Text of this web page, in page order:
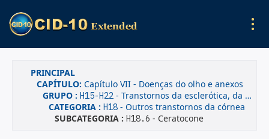
PRINCIPAL
CAPÍTULO: Capítulo VII - Doenças do olho e anexos
GRUPO : H15-H22 - Transtornos da esclerótica, da córnea, da íris e do corpo ciliar
CATEGORIA : H18 - Outros transtornos da córnea
SUBCATEGORIA : H18.6 - Ceratocone